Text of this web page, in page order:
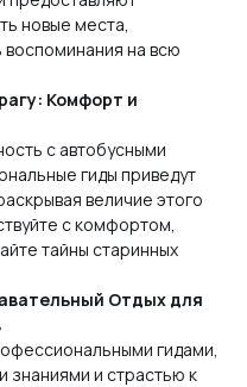
новые места,
воспоминания на всю
Комфорт и
с автобусными
гиды приведут
величие этого
с комфортом,
тайны старинных
Отдых для
гидами,
знаниями и страстью к